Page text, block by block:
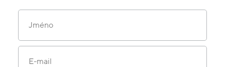
Jméno
E-mail